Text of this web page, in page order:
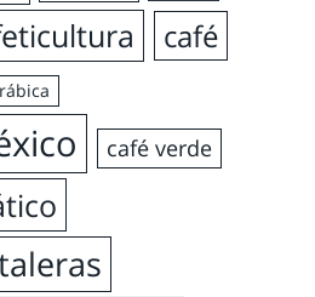
café
café verde